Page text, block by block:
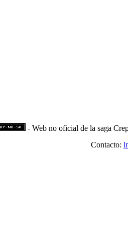
- Web no oficial de la saga
Contacto: